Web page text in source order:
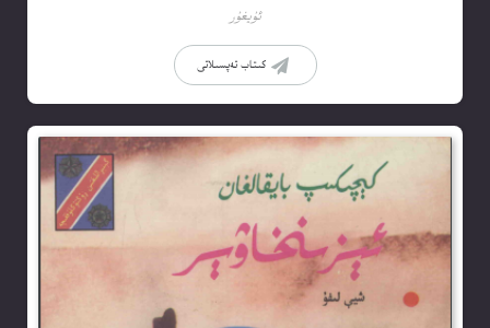
ئۇيغۇر
كىتاب تەپسىلاتى